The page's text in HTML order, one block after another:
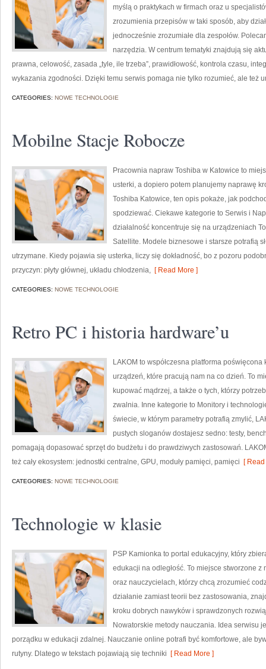
myślą o praktykach w firmach oraz u
zrozumienia przepisów w taki sposób, aby
jednocześnie zrozumiałe dla zespołów.
narzędzia. W centrum tematyki znajdują się
prawna, celowość, zasada „tyle, ile trzeba”, prawidłowość, kontrola czasu,
wykazania zgodności. Dzięki temu serwis pomaga nie tylko rozumieć, ale też
CATEGORIES: NOWE TECHNOLOGIE
Mobilne Stacje Robocze
Pracownia napraw Toshiba w Katowice to
usterki, a dopiero potem planujemy naprawę
Toshiba Katowice, ten opis pokaże, jak
spodziewać. Ciekawe kategorie to Serwis i
działalność koncentruje się na urządzeniach
Satellite. Modele biznesowe i starsze potrafią
utrzymane. Kiedy pojawia się usterka, liczy się dokładność, bo z pozoru
przyczyn: płyty głównej, układu chłodzenia, [ Read More ]
CATEGORIES: NOWE TECHNOLOGIE
Retro PC i historia hardware’u
LAKOM to współczesna platforma
urządzeń, które pracują nam na co dzień. To
kupować mądrzej, a także o tych, którzy
zwalnia. Inne kategorie to Monitory i
świecie, w którym parametry potrafią zmylić,
pustych sloganów dostajesz sedno: testy,
pomagają dopasować sprzęt do budżetu i do prawdziwych zastosowań.
też cały ekosystem: jednostki centralne, GPU, moduły pamięci, pamięci [
CATEGORIES: NOWE TECHNOLOGIE
Technologie w klasie
PSP Kamionka to portal edukacyjny, który
edukacji na odległość. To miejsce stworzone
oraz nauczycielach, którzy chcą zrozumieć
działanie zamiast teorii bez zastosowania,
kroku dobrych nawyków i sprawdzonych
Nowatorskie metody nauczania. Idea serwisu
porządku w edukacji zdalnej. Nauczanie online potrafi być komfortowe, ale
rutyny. Dlatego w tekstach pojawiają się techniki [ Read More ]